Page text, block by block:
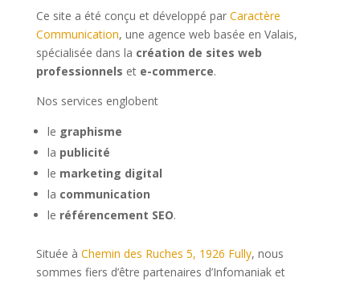
Ce site a été conçu et développé par Caractère
Communication, une agence web basée en Valais,
spécialisée dans la création de sites web
professionnels et e-commerce.
Nos services englobent
le graphisme
la publicité
le marketing digital
la communication
le référencement SEO.
Située à Chemin des Ruches 5, 1926 Fully, nous
sommes fiers d’être partenaires d’Infomaniak et